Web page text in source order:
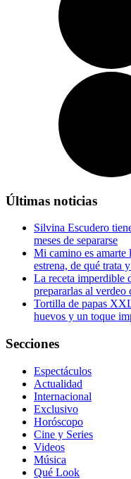
Últimas noticias
Silvina Escudero
meses de separarse
Mi camino es amarte
estrena, de qué trata
La receta imperdible
prepararlas al verdeo
Tortilla de papas
huevos y un toque
Secciones
Espectáculos
Actualidad
Internacional
Exclusivo
Horóscopo
Cine y Series
Videos
Música
Qué Look